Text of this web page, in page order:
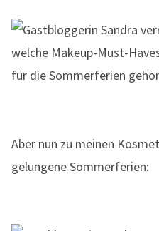
Aber nun zu meinen
gelungene Sommerferien: